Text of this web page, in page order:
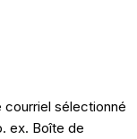
sélectionné
ex. Boîte de